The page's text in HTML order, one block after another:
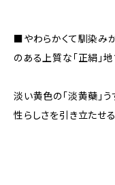
■やわらかくて馴染み
のある上質な「正絹」地
淡い黄色の「淡黄蘗」
性らしさを引き立たせ